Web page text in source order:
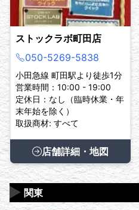
ストックラボ町田店
050-5269-5838
小田急線 町田駅より徒歩1分
営業時間：10:00 - 19:00
定休日：なし（臨時休業・年
末年始を除く）
取扱商材: すべて
店舗詳細・地図
関東
▶